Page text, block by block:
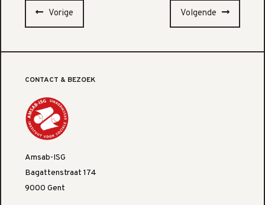
Vorige Volgende
CONTACT & BEZOEK
Amsab-ISG
Bagattenstraat 174
9000 Gent